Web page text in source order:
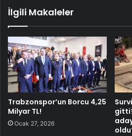
İlgili Makaleler
Trabzonspor’un Borcu 4,25
Milyar TL!
Ocak 27, 2026